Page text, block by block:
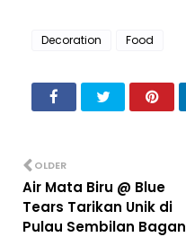
Decoration Food
OLDER
Air Mata Biru @ Blue
Tears Tarikan Unik di
Pulau Sembilan Bagan